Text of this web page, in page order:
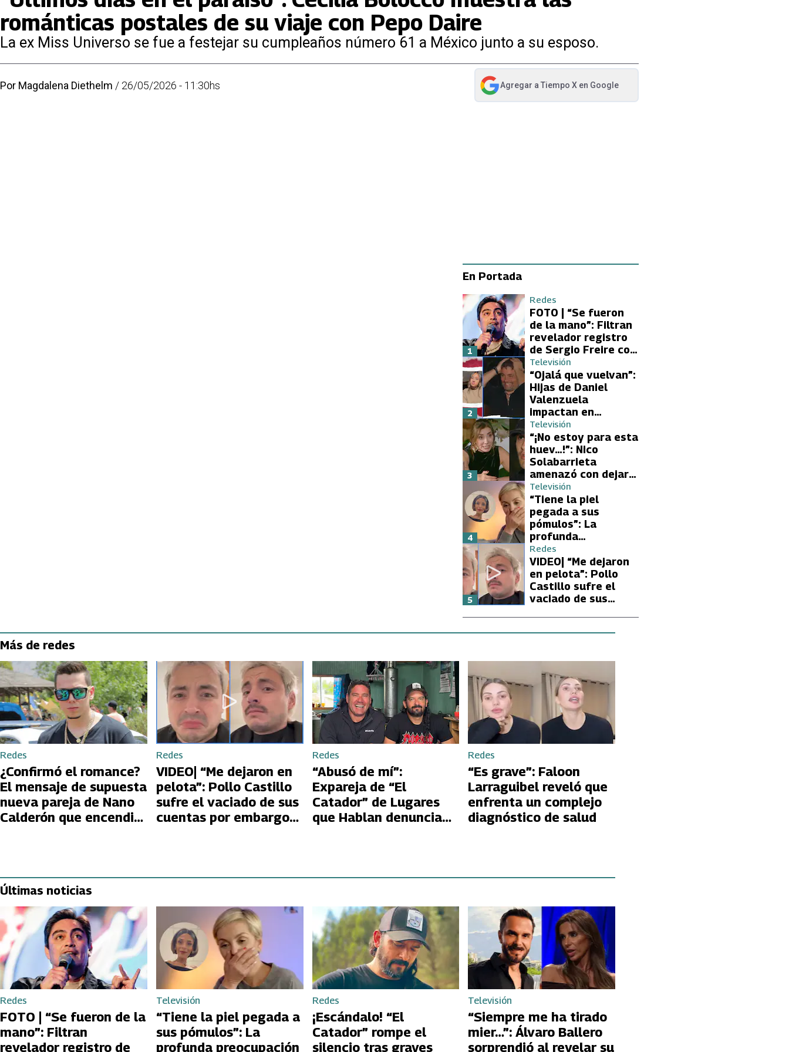
románticas postales de su viaje con Pepo Daire
La ex Miss Universo se fue a festejar su cumpleaños número 61 a México junto a su esposo.
Por Magdalena Diethelm / 26/05/2026 - 11:30hs Agregar a Tiempo Xen Google
abre en nueva pestaña
En Portada
Redes
FOTO | “Se fueron
de la mano”: Filtran
revelador registro
de Sergio Freire con
supuesta nueva
conquista
1
Televisión
“Ojalá que vuelvan”:
Hijas de Daniel
Valenzuela
impactan en
Volverías con tu Ex
2 con directa
petición a su papá
sobre Yamila Reyna
2
Televisión
“¡No estoy para esta
huev…!”: Nico
Solabarrieta
amenazó con dejar
Volverías con tu Ex
tras encontrón con
Carmen Gloria
Arroyo
3
Televisión
“Tiene la piel
pegada a sus
pómulos”: La
profunda
preocupación de
Fran García-
Huidobro por la
extrema delgadez
de Kathy Orellana
4
Redes
VIDEO| “Me dejaron
en pelota”: Pollo
Castillo sufre el
vaciado de sus
5
Más de redes
Redes
¿Confirmó el romance?
El mensaje de supuesta
nueva pareja de Nano
Calderón que encendió
Redes
VIDEO| “Me dejaron en
pelota”: Pollo Castillo
sufre el vaciado de sus
cuentas por embargo
Redes
“Abusó de mí”:
Expareja de “El
Catador” de Lugares
que Hablan denuncia
Redes
“Es grave”: Faloon
Larraguibel reveló que
enfrenta un complejo
diagnóstico de salud
Últimas noticias
Redes
FOTO | “Se fueron de la
mano”: Filtran
revelador registro de
Televisión
“Tiene la piel pegada a
sus pómulos”: La
profunda preocupación
Redes
¡Escándalo! “El
Catador” rompe el
silencio tras graves
Televisión
“Siempre me ha tirado
mier…”: Álvaro Ballero
sorprendió al revelar su